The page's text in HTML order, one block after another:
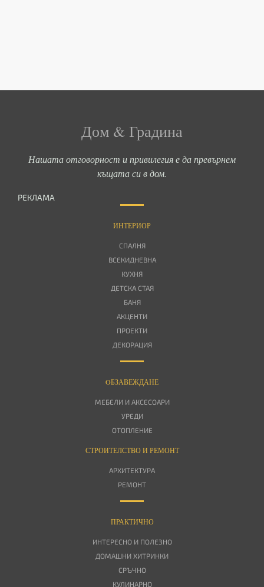
Дом & Градина
Нашата отговорност и привилегия е да превърнем
къщата си в дом.
РЕКЛАМА
ИНТЕРИОР
СПАЛНЯ
ВСЕКИДНЕВНА
КУХНЯ
ДЕТСКА СТАЯ
БАНЯ
АКЦЕНТИ
ПРОЕКТИ
ДЕКОРАЦИЯ
OБЗАВЕЖДАНЕ
МЕБЕЛИ И АКСЕСОАРИ
УРЕДИ
ОТОПЛЕНИЕ
СТРОИТЕЛСТВО И РЕМОНТ
АРХИТЕКТУРА
РЕМОНТ
ПРАКТИЧНО
ИНТЕРЕСНО И ПОЛЕЗНО
ДОМАШНИ ХИТРИНКИ
СРЪЧНО
КУЛИНАРНО